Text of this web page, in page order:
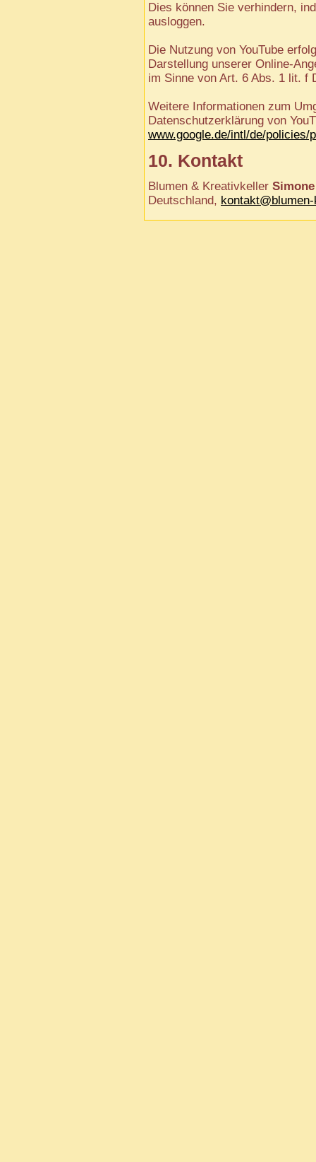
Dies können Sie verhindern,
ausloggen.
Die Nutzung von YouTube
Darstellung unserer Online-
im Sinne von Art. 6 Abs. 1 lit. f
Weitere Informationen zum
Datenschutzerklärung von
www.google.de/intl/de/policies/
10. Kontakt
Blumen & Kreativkeller
Deutschland,